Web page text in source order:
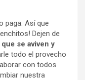
paga. Así que
Dejen de
se aviven y
todo el provecho
con todos
nuestra